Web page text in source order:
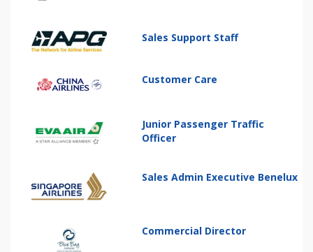
Sales Support Staff
Customer Care
Junior Passenger Traffic
Officer
Sales Admin Executive Benelux
Commercial Director